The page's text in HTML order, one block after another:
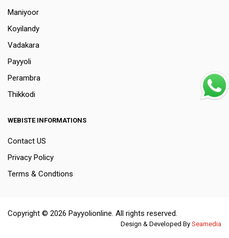
Maniyoor
Koyilandy
Vadakara
Payyoli
Perambra
Thikkodi
WEBISTE INFORMATIONS
Contact US
Privacy Policy
Terms & Condtions
Copyright © 2026 Payyolionline. All rights reserved.
Design & Developed By Seamedia